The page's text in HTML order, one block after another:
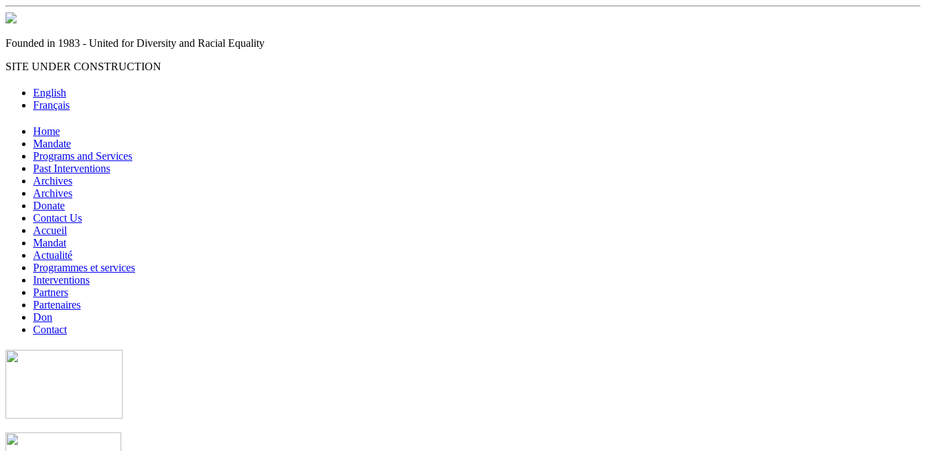
Founded in 1983 - United for Diversity and Racial Equality
SITE UNDER CONSTRUCTION
English
Français
Home
Mandate
Programs and Services
Past Interventions
Archives
Archives
Donate
Contact Us
Accueil
Mandat
Actualité
Programmes et services
Interventions
Partners
Partenaires
Don
Contact